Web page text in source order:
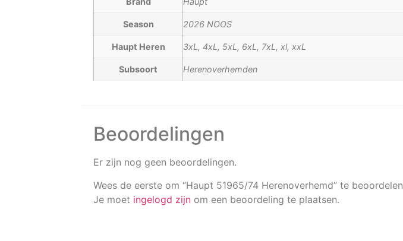
Season 2026 NOOS
Haupt Heren 3xL, 4xL, 5xL, 6xL, 7xL, xl, xxL
Subsoort Herenoverhemden
Beoordelingen
Er zijn nog geen beoordelingen.
Wees de eerste om “Haupt 51965/74 Herenoverhemd” te beoordelen
Je moet ingelogd zijn om een beoordeling te plaatsen.